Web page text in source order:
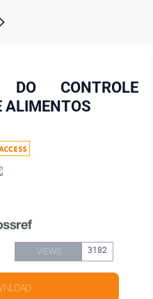
CONTROLE
ALIMENTOS
VIEWS 3182